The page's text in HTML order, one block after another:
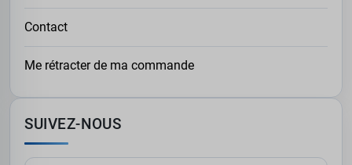
Contact
Me rétracter de ma commande
SUIVEZ-NOUS